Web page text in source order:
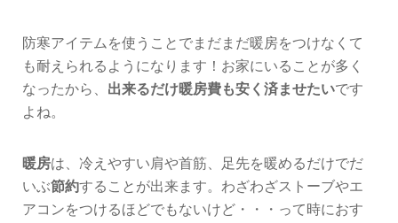
防寒アイテムを使うことでまだまだ暖房をつけなくて
も耐えられるようになります！お家にいることが多く
なったから、 出来るだけ暖房費も安く済ませたいです
よね。
暖房は、冷えやすい肩や首筋、足先を暖めるだけでだ
いぶ節約することが出来ます。わざわざストーブやエ
アコンをつけるほどでもないけど・・・って時におす